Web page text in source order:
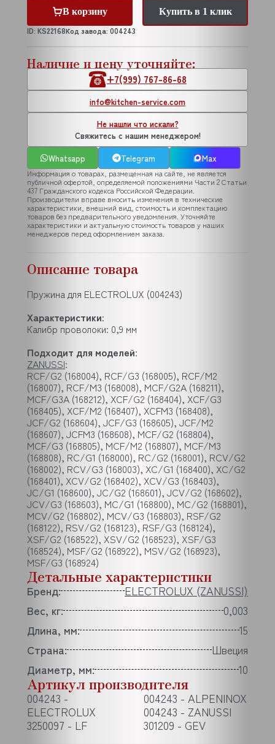
В корзину
Купить в 1 клик
ID: KS22168Код завода: 004243
Наличие и цену уточняйте:
+7(999) 767-86-68
info@kitchen-service.com
Не нашли что искали?
Свяжитесь с нашим менеджером!
Whatsapp
Telegram Max
Информация о товарах, размещенная на сайте, не является
публичной офертой, определяемой положениями Части 2 Статьи
437 Гражданского кодекса Российской Федерации.
Производители вправе вносить изменения в технические
характеристики, внешний вид, стоимость и комплектацию
товаров без предварительного уведомления. Уточняйте
характеристики и актуальную стоимость товаров у наших
менеджеров перед оформлением заказа.
Описание товара
Пружина для ELECTROLUX (004243)
Характеристики:
Калибр проволоки: 0,9 мм
Подходит для моделей:
ZANUSSI:
RCF/G2 (168004), RCF/G3 (168005), RCF/M2
(168007), RCF/M3 (168008), MCF/G2A (168211),
MCF/G3A (168212), XCF/G2 (168404), XCF/G3
(168405), XCF/M2 (168407), XCFM3 (168408),
JCF/G2 (168604), JCF/G3 (168605), JCF/M2
(168607), JCFM3 (168608), MCF/G2 (168804),
MCF/G3 (168805), MCF/M2 (168807), MCF/M3
(168808), RC/G1 (168000), RC/G2 (168001), RCV/G2
(168002), RCV/G3 (168003), XC/G1 (168400), XC/G2
(168401), XCV/G2 (168402), XCV/G3 (168403),
JC/G1 (168600), JC/G2 (168601), JCV/G2 (168602),
JCV/G3 (168603), MC/G1 (168800), MC/G2 (168801),
MCV/G2 (168802), MCV/G3 (168803), RSF/G2
(168122), RSV/G2 (168123), RSF/G3 (168124),
XSF/G2 (168522), XSV/G2 (168523), XSF/G3
(168524), MSF/G2 (168922), MSV/G2 (168923),
MSF/G3 (168924)
Детальные характеристики
Бренд:
ELECTROLUX (ZANUSSI)
Вес, кг:
0,003
Длина, мм:
15
Страна:
Швеция
Диаметр, мм:
10
Артикул производителя
004243 -
ELECTROLUX
3250097 - LF
004243 - ALPENINOX
004243 - ZANUSSI
301209 - GEV